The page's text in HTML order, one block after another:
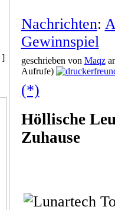
]
Nachrichten:
Gewinnspiel
geschrieben von Maqz
Aufrufe)
(*)
Höllische
Zuhause